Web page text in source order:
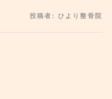
投稿者: ひより整骨院